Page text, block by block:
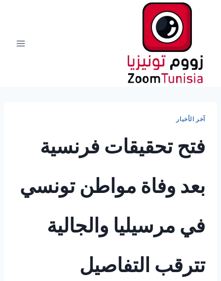
آخر الأخبار
فتح تحقيقات فرنسية
بعد وفاة مواطن تونسي
في مرسيليا والجالية
تترقب التفاصيل